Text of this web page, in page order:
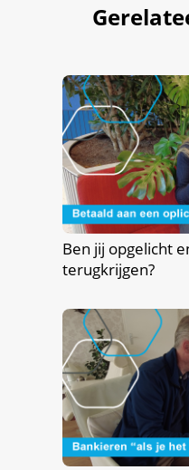
Ben jij opgelicht
terugkrijgen?